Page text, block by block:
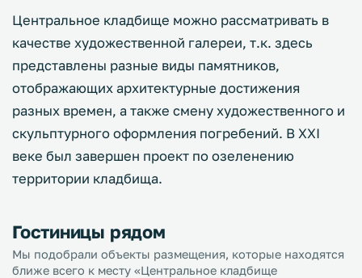
Центральное кладбище можно рассматривать в
качестве художественной галереи, т.к. здесь
представлены разные виды памятников,
отображающих архитектурные достижения
разных времен, а также смену художественного и
скульптурного оформления погребений. В XXI
веке был завершен проект по озеленению
территории кладбища.
Гостиницы рядом
Мы подобрали объекты размещения, которые находятся
ближе всего к месту «Центральное кладбище